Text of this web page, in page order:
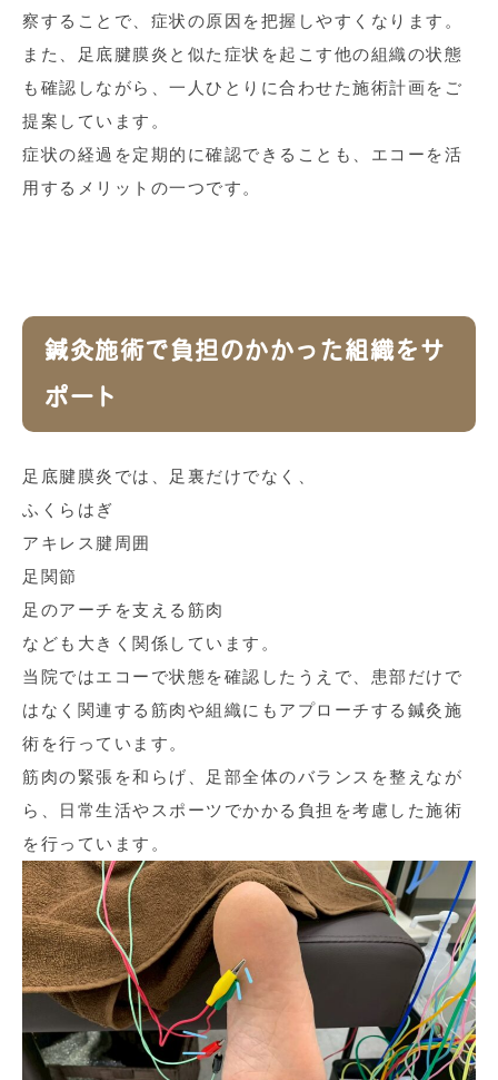
察することで、症状の原因を把握しやすくなります。
また、足底腱膜炎と似た症状を起こす他の組織の状態
も確認しながら、一人ひとりに合わせた施術計画をご
提案しています。
症状の経過を定期的に確認できることも、エコーを活
用するメリットの一つです。
鍼灸施術で負担のかかった組織をサ
ポート
足底腱膜炎では、足裏だけでなく、
ふくらはぎ
アキレス腱周囲
足関節
足のアーチを支える筋肉
なども大きく関係しています。
当院ではエコーで状態を確認したうえで、患部だけで
はなく関連する筋肉や組織にもアプローチする鍼灸施
術を行っています。
筋肉の緊張を和らげ、足部全体のバランスを整えなが
ら、日常生活やスポーツでかかる負担を考慮した施術
を行っています。